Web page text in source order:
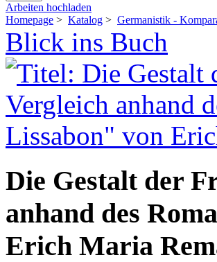
Arbeiten hochladen
Homepage > Katalog > Germanistik -
Blick ins Buch
Die Gestalt der
anhand des
Erich Maria